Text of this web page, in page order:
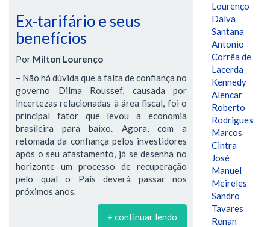
Ex-tarifário e seus
benefícios
Por Milton Lourenço
– Não há dúvida que a falta de confiança no
governo Dilma Roussef, causada por
incertezas relacionadas à área fiscal, foi o
principal fator que levou a economia
brasileira para baixo. Agora, com a
retomada da confiança pelos investidores
após o seu afastamento, já se desenha no
horizonte um processo de recuperação
pelo qual o País deverá passar nos
próximos anos.
+ continuar lendo
Lourenço
Dalva
Santana
Antonio
Corrêa de
Lacerda
Kennedy
Alencar
Roberto
Rodrigues
Marcos
Cintra
José
Manuel
Meireles
Sandro
Tavares
Renan